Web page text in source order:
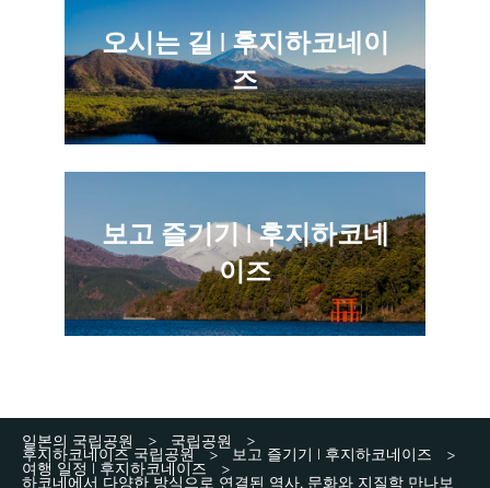
오시는 길 | 후지하코네이
즈
보고 즐기기 | 후지하코네
이즈
일본의 국립공원 > 국립공원 >
후지하코네이즈 국립공원 > 보고 즐기기 | 후지하코네이즈 >
여행 일정 | 후지하코네이즈 >
하코네에서 다양한 방식으로 연결된 역사, 문화와 지질학 만나보